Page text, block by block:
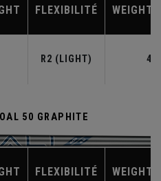
FLEXIBILITÉ WEIGHT
R2 (LIGHT) 40
50 GRAPHITE
FLEXIBILITÉ WEIGHT